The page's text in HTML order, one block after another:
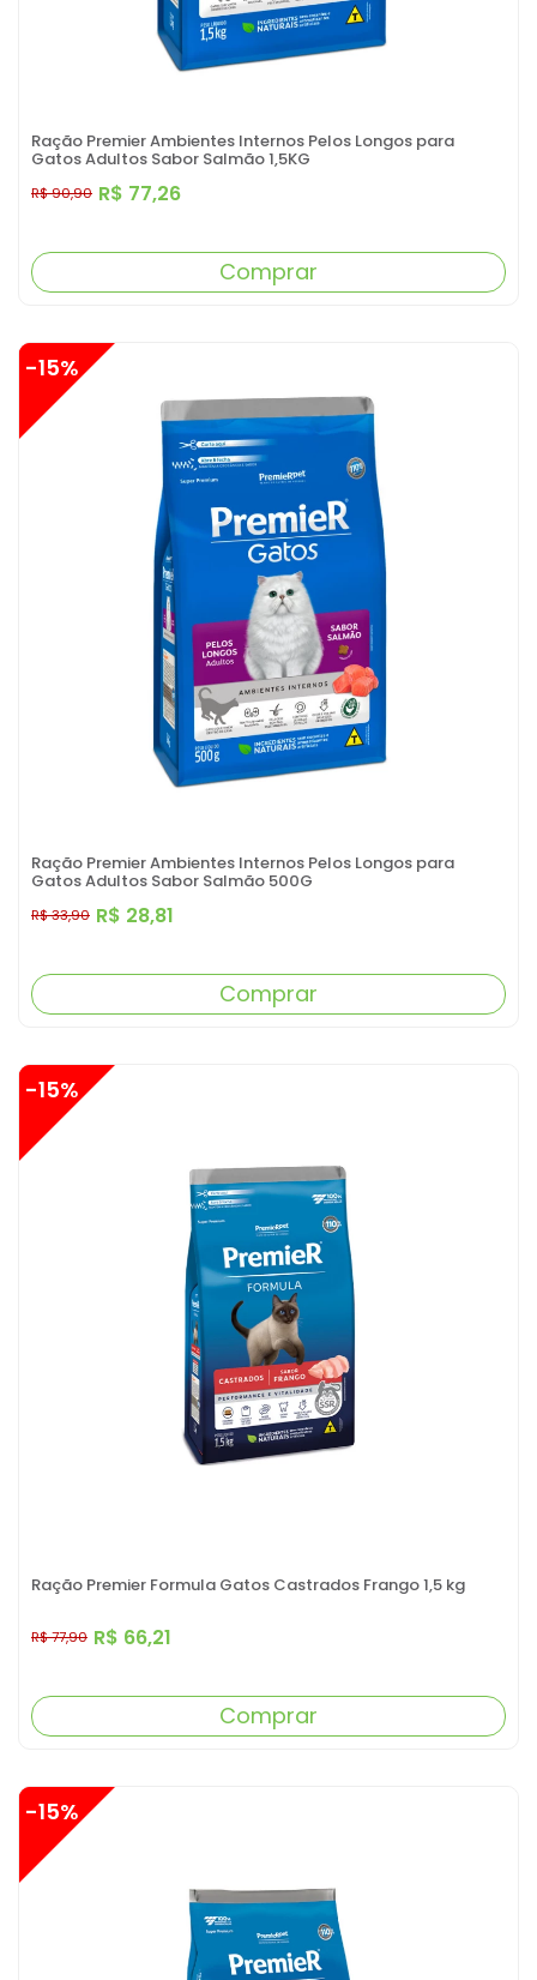
Ração Premier Ambientes Internos Pelos Longos para
Gatos Adultos Sabor Salmão 1,5KG
R$ 77,26
R$ 90,90
Comprar
Ração Premier Ambientes Internos Pelos Longos para
Gatos Adultos Sabor Salmão 500G
R$ 28,81
R$ 33,90
-15%
Comprar
Ração Premier Formula Gatos Castrados Frango 1,5 kg
R$ 66,21
R$ 77,90
-15%
Comprar
-15%